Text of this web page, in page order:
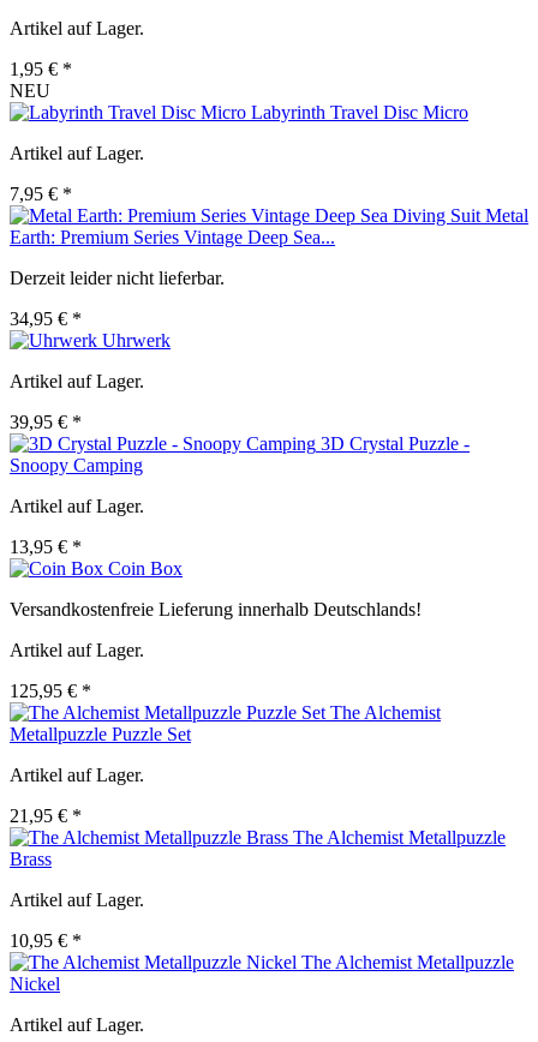
Artikel auf Lager.
1,95 € *
NEU
Labyrinth Travel Disc Micro
Artikel auf Lager.
7,95 € *
Metal
Earth: Premium Series Vintage Deep Sea...
Derzeit leider nicht lieferbar.
34,95 € *
Uhrwerk
Artikel auf Lager.
39,95 € *
3D Crystal Puzzle -
Snoopy Camping
Artikel auf Lager.
13,95 € *
Coin Box
Versandkostenfreie Lieferung innerhalb Deutschlands!
Artikel auf Lager.
125,95 € *
The Alchemist
Metallpuzzle Puzzle Set
Artikel auf Lager.
21,95 € *
The Alchemist Metallpuzzle
Brass
Artikel auf Lager.
10,95 € *
The Alchemist Metallpuzzle
Nickel
Artikel auf Lager.